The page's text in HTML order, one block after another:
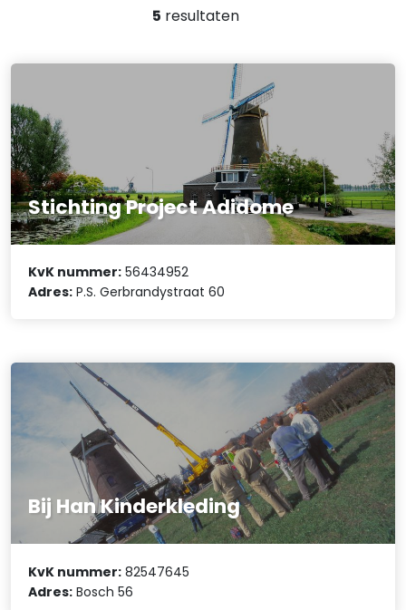
5 resultaten
Stichting Project Adidome
KvK nummer: 56434952
Adres: P.S. Gerbrandystraat 60
Bij Han Kinderkleding
KvK nummer: 82547645
Adres: Bosch 56